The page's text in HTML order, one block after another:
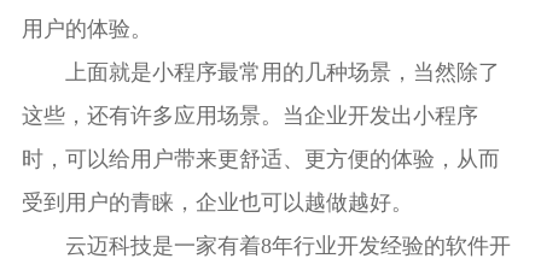
用户的体验。
上面就是小程序最常用的几种场景，当然除了
这些，还有许多应用场景。当企业开发出小程序
时，可以给用户带来更舒适、更方便的体验，从而
受到用户的青睐，企业也可以越做越好。
云迈科技是一家有着8年行业开发经验的软件开